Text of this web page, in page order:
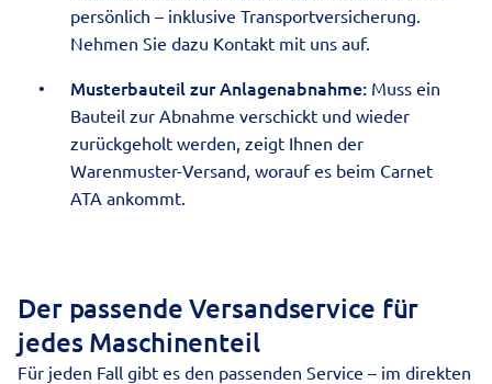
persönlich – inklusive Transportversicherung.
Nehmen Sie dazu Kontakt mit uns auf.
Musterbauteil zur Anlagenabnahme: Muss ein
Bauteil zur Abnahme verschickt und wieder
zurückgeholt werden, zeigt Ihnen der
Warenmuster-Versand , worauf es beim Carnet
ATA ankommt.
Der passende Versandservice für
jedes Maschinenteil
Für jeden Fall gibt es den passenden Service – im direkten